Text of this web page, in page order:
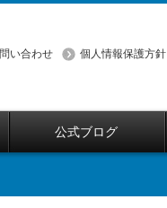
い合わせ 個人情報保護方針
公式ブログ